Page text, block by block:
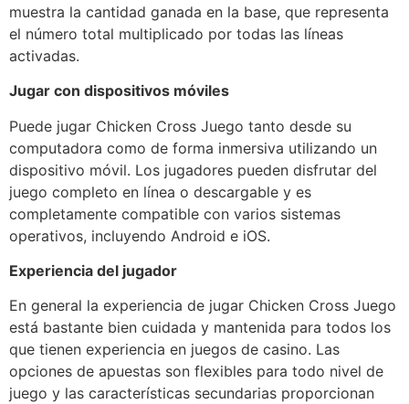
muestra la cantidad ganada en la base, que representa
el número total multiplicado por todas las líneas
activadas.
Jugar con dispositivos móviles
Puede jugar Chicken Cross Juego tanto desde su
computadora como de forma inmersiva utilizando un
dispositivo móvil. Los jugadores pueden disfrutar del
juego completo en línea o descargable y es
completamente compatible con varios sistemas
operativos, incluyendo Android e iOS.
Experiencia del jugador
En general la experiencia de jugar Chicken Cross Juego
está bastante bien cuidada y mantenida para todos los
que tienen experiencia en juegos de casino. Las
opciones de apuestas son flexibles para todo nivel de
juego y las características secundarias proporcionan